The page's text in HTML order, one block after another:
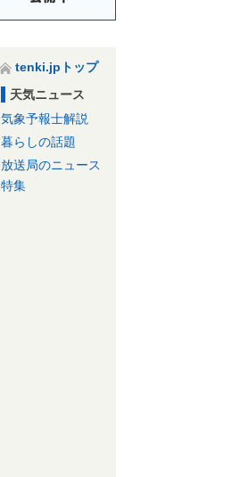
tenki.jpトップ
天気ニュース
気象予報士解説
暮らしの話題
放送局のニュース
特集